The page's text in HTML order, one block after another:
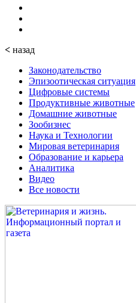
< назад
Законодательство
Эпизоотическая ситуация
Цифровые системы
Продуктивные животные
Домашние животные
Зообизнес
Наука и Технологии
Мировая ветеринария
Образование и карьера
Аналитика
Видео
Все новости